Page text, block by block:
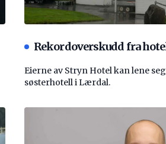
Rekordoverskudd fra
Eierne av Stryn Hotel kan lene
søsterhotell i Lærdal.